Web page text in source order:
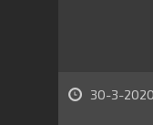
30-3-2020